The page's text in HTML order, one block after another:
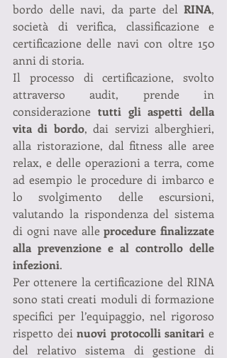
bordo delle navi, da parte del RINA,
società di verifica, classificazione e
certificazione delle navi con oltre 150
anni di storia.
Il processo di certificazione, svolto
attraverso audit, prende in
considerazione tutti gli aspetti della
vita di bordo, dai servizi alberghieri,
alla ristorazione, dal fitness alle aree
relax, e delle operazioni a terra, come
ad esempio le procedure di imbarco e
lo svolgimento delle escursioni,
valutando la rispondenza del sistema
di ogni nave alle procedure finalizzate
alla prevenzione e al controllo delle
infezioni.
Per ottenere la certificazione del RINA
sono stati creati moduli di formazione
specifici per l’equipaggio, nel rigoroso
rispetto dei nuovi protocolli sanitari e
del relativo sistema di gestione di